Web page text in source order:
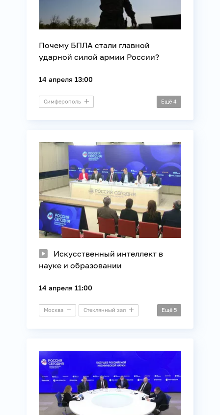
Почему БПЛА стали главной
ударной силой армии России?
14 апреля 13:00
Симферополь Ещё 4
Искусственный интеллект в
науке и образовании
14 апреля 11:00
Москва Стеклянный зал
Технологии
Ещё 5